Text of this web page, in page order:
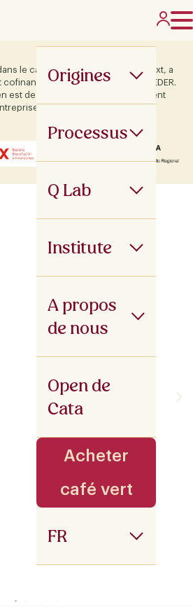
Origines
Processus
Q Lab
Institute
A propos
de nous
Open de
Cata
Acheter
café vert
FR
le cadre du programme ICEX Next, a
cofinancé par le fonds européen FEDER.
est de contribuer au développement
et de son environnement.